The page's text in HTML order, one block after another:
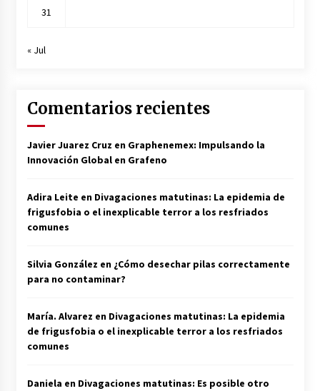
31
« Jul
Comentarios recientes
Javier Juarez Cruz en Graphenemex: Impulsando la
Innovación Global en Grafeno
Adira Leite en Divagaciones matutinas: La epidemia de
frigusfobia o el inexplicable terror a los resfriados
comunes
Silvia González en ¿Cómo desechar pilas correctamente
para no contaminar?
María. Alvarez en Divagaciones matutinas: La epidemia
de frigusfobia o el inexplicable terror a los resfriados
comunes
Daniela en Divagaciones matutinas: Es posible otro